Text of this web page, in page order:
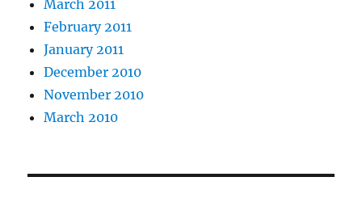
March 2011
February 2011
January 2011
December 2010
November 2010
March 2010